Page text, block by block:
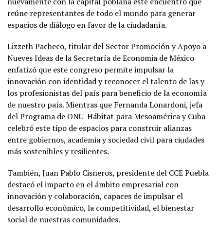
reúne representantes de todo el mundo para generar
espacios de diálogo en favor de la ciudadanía.
Lizzeth Pacheco, titular del Sector Promoción y Apoyo a
Nueves Ideas de la Secretaría de Economia de México
enfatizó que este congreso permite impulsar la
innovación con identidad y reconocer el talento de las y
los profesionistas del país para beneficio de la economía
de nuestro país. Mientras que Fernanda Lonardoni, jefa
del Programa de ONU-Hábitat para Mesoamérica y Cuba
celebró este tipo de espacios para construir alianzas
entre gobiernos, academia y sociedad civil para ciudades
más sostenibles y resilientes.
También, Juan Pablo Cisneros, presidente del CCE Puebla
destacó el impacto en el ámbito empresarial con
innovación y colaboración, capaces de impulsar el
desarrollo económico, la competitividad, el bienestar
social de nuestras comunidades.